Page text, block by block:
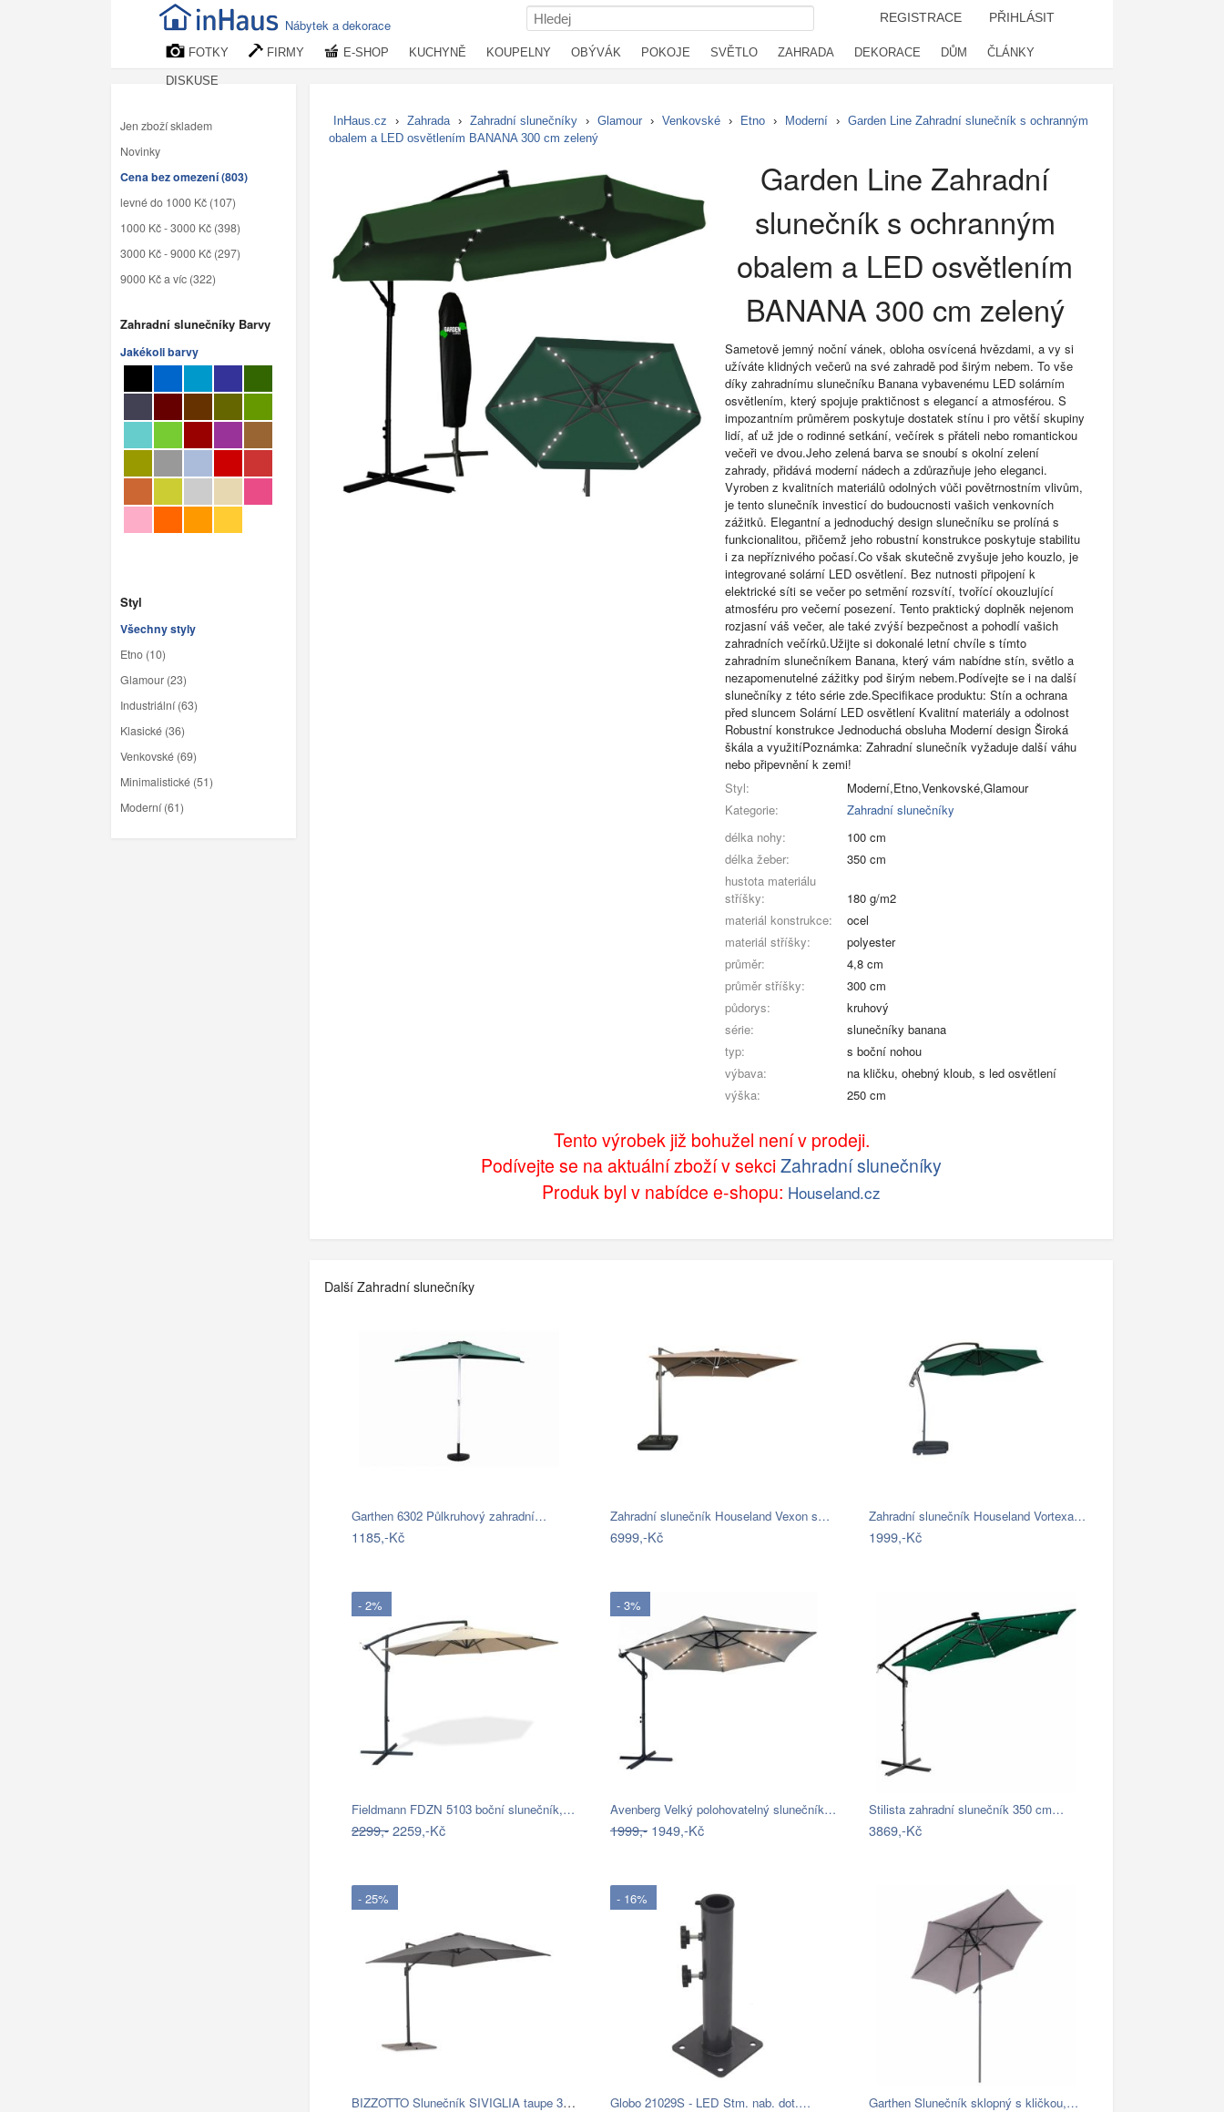
Nábytek a dekorace REGISTRACE PŘIHLÁSIT
FOTKY FIRMY E-SHOP KUCHYNĚ KOUPELNY OBÝVÁK POKOJE SVĚTLO ZAHRADA DEKORACE DŮM ČLÁNKY
DISKUSE
Jen zboží skladem
Novinky
Cena bez omezení (803)
levné do 1000 Kč (107)
1000 Kč - 3000 Kč (398)
3000 Kč - 9000 Kč (297)
9000 Kč a víc (322)
Zahradní slunečníky Barvy
Jakékoli barvy
Styl
Všechny styly
Etno (10)
Glamour (23)
Industriální (63)
Klasické (36)
Venkovské (69)
Minimalistické (51)
Moderní (61)
InHaus.cz › Zahrada › Zahradní slunečníky › Glamour › Venkovské › Etno › Moderní › Garden Line Zahradní slunečník s ochranným
obalem a LED osvětlením BANANA 300 cm zelený
Garden Line Zahradní
slunečník s ochranným
obalem a LED osvětlením
BANANA 300 cm zelený
Sametově jemný noční vánek, obloha osvícená hvězdami, a vy si
užíváte klidných večerů na své zahradě pod širým nebem. To vše
díky zahradnímu slunečníku Banana vybavenému LED solárním
osvětlením, který spojuje praktičnost s elegancí a atmosférou. S
impozantním průměrem poskytuje dostatek stínu i pro větší skupiny
lidí, ať už jde o rodinné setkání, večírek s přáteli nebo romantickou
večeři ve dvou.Jeho zelená barva se snoubí s okolní zelení
zahrady, přidává moderní nádech a zdůrazňuje jeho eleganci.
Vyroben z kvalitních materiálů odolných vůči povětrnostním vlivům,
je tento slunečník investicí do budoucnosti vašich venkovních
zážitků. Elegantní a jednoduchý design slunečníku se prolíná s
funkcionalitou, přičemž jeho robustní konstrukce poskytuje stabilitu
i za nepříznivého počasí.Co však skutečně zvyšuje jeho kouzlo, je
integrované solární LED osvětlení. Bez nutnosti připojení k
elektrické síti se večer po setmění rozsvítí, tvořící okouzlující
atmosféru pro večerní posezení. Tento praktický doplněk nejenom
rozjasní váš večer, ale také zvýší bezpečnost a pohodlí vašich
zahradních večírků.Užijte si dokonalé letní chvíle s tímto
zahradním slunečníkem Banana, který vám nabídne stín, světlo a
nezapomenutelné zážitky pod širým nebem.Podívejte se i na další
slunečníky z této série zde.Specifikace produktu: Stín a ochrana
před sluncem Solární LED osvětlení Kvalitní materiály a odolnost
Robustní konstrukce Jednoduchá obsluha Moderní design Široká
škála a využitíPoznámka: Zahradní slunečník vyžaduje další váhu
nebo připevnění k zemi!
Styl:
Moderní,Etno,Venkovské,Glamour
Kategorie:
Zahradní slunečníky
délka nohy:
100 cm
délka žeber:
350 cm
hustota materiálu
stříšky:
180 g/m2
materiál konstrukce:
ocel
materiál stříšky:
polyester
průměr:
4,8 cm
průměr stříšky:
300 cm
půdorys:
kruhový
série:
slunečníky banana
typ:
s boční nohou
výbava:
na kličku, ohebný kloub, s led osvětlení
výška:
250 cm
Tento výrobek již bohužel není v prodeji.
Podívejte se na aktuální zboží v sekciZahradní slunečníky
Produk byl v nabídce e-shopu: Houseland.cz
Další Zahradní slunečníky
Garthen 6302 Půlkruhový zahradní…
1185,-Kč
Zahradní slunečník Houseland Vexon s…
6999,-Kč
Zahradní slunečník Houseland Vortexa…
1999,-Kč
- 2%
Fieldmann FDZN 5103 boční slunečník,…
2299,-2259,-Kč
- 3%
Avenberg Velký polohovatelný slunečník…
1999,- 1949,-Kč
Stilista zahradní slunečník 350 cm…
3869,-Kč
- 25%
BIZZOTTO Slunečník SIVIGLIA taupe 3x3m
- 16%
Globo 21029S - LED Stm. nab. dot.… Garthen Slunečník sklopný s kličkou,…